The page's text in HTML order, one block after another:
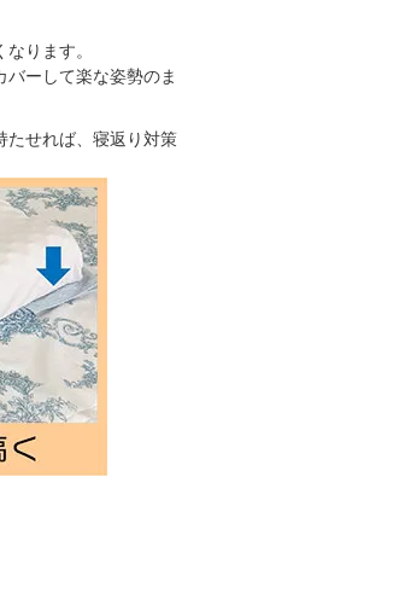
ります。
ーして楽な姿勢のま
たせれば、寝返り対策